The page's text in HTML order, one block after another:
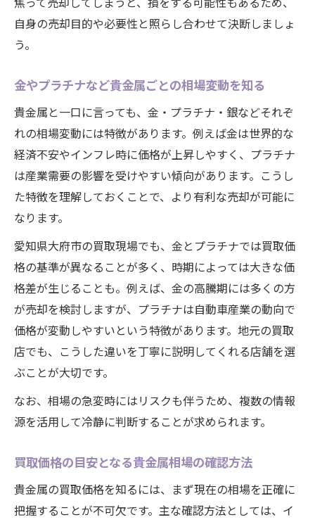
自身の売却目的や必要性と照らし合わせて決断しましょ
う。
金やプラチナなど貴金属ごとの相場変動を知る
貴金属と一口に言っても、金・プラチナ・銀などそれぞ
れの相場変動には特徴があります。例えば金は世界的な
経済不安やインフレ時に価格が上昇しやすく、プラチナ
は産業需要の影響を受けやすい傾向があります。こうし
た特徴を理解しておくことで、より有利な売却が可能に
なります。
愛知県大府市の買取現場でも、金とプラチナでは買取価
格の基準が異なることが多く、時期によっては大きな価
格差が生じることも。例えば、金の高騰期には多くの方
が売却を検討しますが、プラチナは自動車産業の動向で
価格が変動しやすいという特徴があります。地元の買取
店でも、こうした違いを丁寧に説明してくれる店舗を選
ぶことが大切です。
なお、相場の急変時にはリスクも伴うため、複数の情報
源を活用して冷静に判断することが求められます。
買取価格の目安となる貴金属相場の確認方法
貴金属の買取価格を知るには、まず現在の相場を正確に
把握することが不可欠です。主な確認方法としては、イ